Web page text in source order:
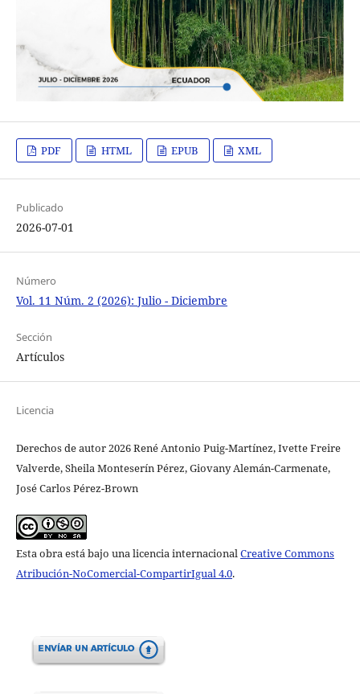
PDF HTML EPUB XML
Publicado
2026-07-01
Número
Vol. 11 Núm. 2 (2026): Julio - Diciembre
Sección
Artículos
Licencia
Derechos de autor 2026 René Antonio Puig-Martínez, Ivette Freire
Valverde, Sheila Monteserín Pérez, Giovany Alemán-Carmenate,
José Carlos Pérez-Brown
Esta obra está bajo una licencia internacionalCreative Commons
Atribución-NoComercial-CompartirIgual 4.0.